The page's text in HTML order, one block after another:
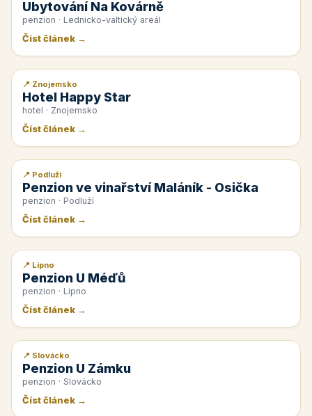
Ubytování Na Kovárně
penzion · Lednicko-valtický areál
Číst článek →
📰 PR článek
📍 Znojemsko
Hotel Happy Star
hotel · Znojemsko
Číst článek →
📰 PR článek
📍 Podluží
Penzion ve vinařství Maláník - Osička
penzion · Podluží
Číst článek →
📰 PR článek
📍 Lipno
Penzion U Méďů
penzion · Lipno
Číst článek →
📰 PR článek
📍 Slovácko
Penzion U Zámku
penzion · Slovácko
Číst článek →